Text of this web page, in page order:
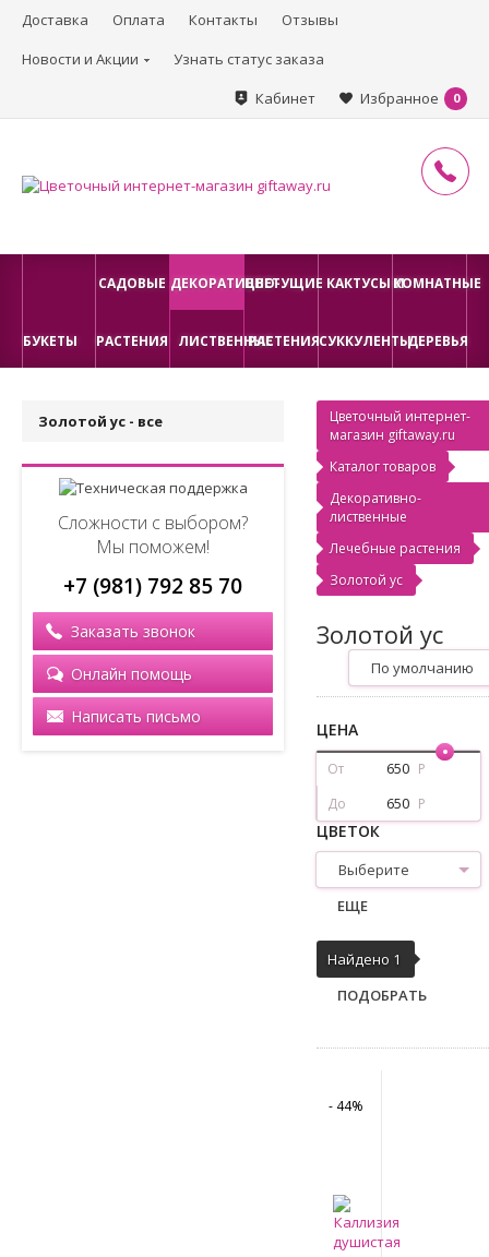
Доставка Оплата Контакты
Отзывы
Новости и Акции
Узнать статус заказа
Избранное
0
Кабинет
БУКЕТЫ
САДОВЫЕ
РАСТЕНИЯ
ДЕКОРАТИВНО-
ЛИСТВЕННЫЕ
ЦВЕТУЩИЕ
РАСТЕНИЯ
КАКТУСЫ И
СУККУЛЕНТЫ
КОМНАТНЫЕ
ДЕРЕВЬЯ
Золотой ус - все
Сложности с выбором?
Мы поможем!
+7 (981) 792 85 70
Заказать звонок
Онлайн помощь
Написать письмо
Цветочный интернет-
магазин giftaway.ru
Каталог товаров
Декоративно-
лиственные
Лечебные растения
Золотой ус
Золотой ус
По умолчанию
ЦЕНА
От
Р
До
Р
ЦВЕТОК
Выберите
ЕЩЕ
Найдено 1
ПОДОБРАТЬ
- 44%